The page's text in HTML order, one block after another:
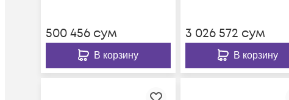
500 456 сум
В корзину
3 026 572 сум
В корзину